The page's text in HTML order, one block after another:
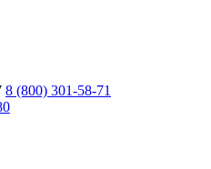
8 (800) 301-58-71